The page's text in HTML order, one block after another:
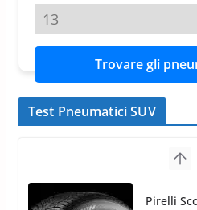
Trovare gli
Test Pneumatici SUV
Pirelli
Stagioni